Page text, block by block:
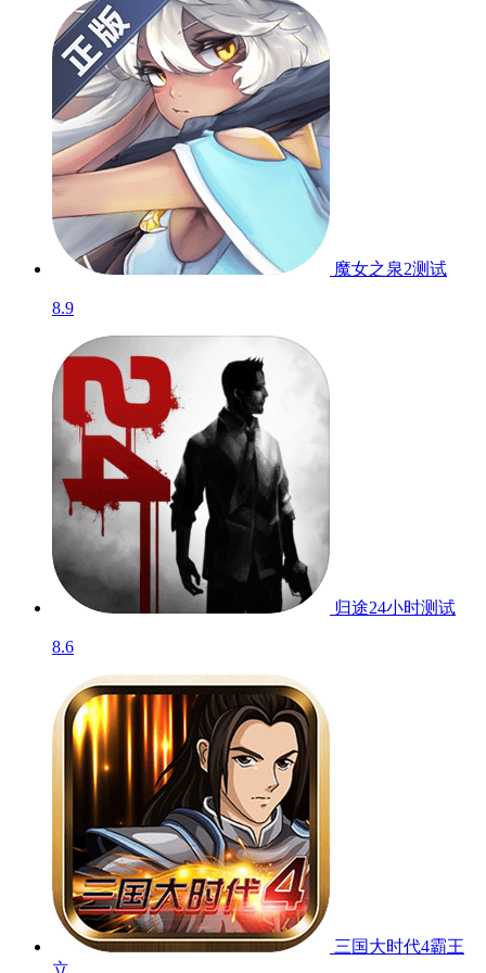
魔女之泉2测试
8.9
归途24小时测试
8.6
三国大时代4霸王
立...